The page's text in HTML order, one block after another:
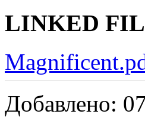
LINKED
Добавлено: